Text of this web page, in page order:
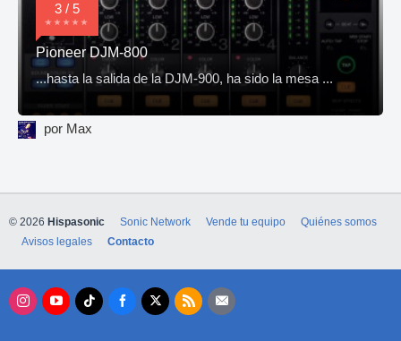
3 / 5
Pioneer DJM-800
...hasta la salida de la DJM-900, ha sido la mesa ...
por Max
© 2026 Hispasonic Sonic Network Vende tu equipo
Quiénes somos
Avisos legales
Contacto